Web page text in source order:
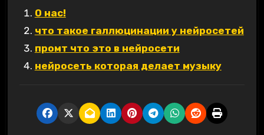
О нас!
что такое галлюцинации у нейросетей
промт что это в нейросети
нейросеть которая делает музыку